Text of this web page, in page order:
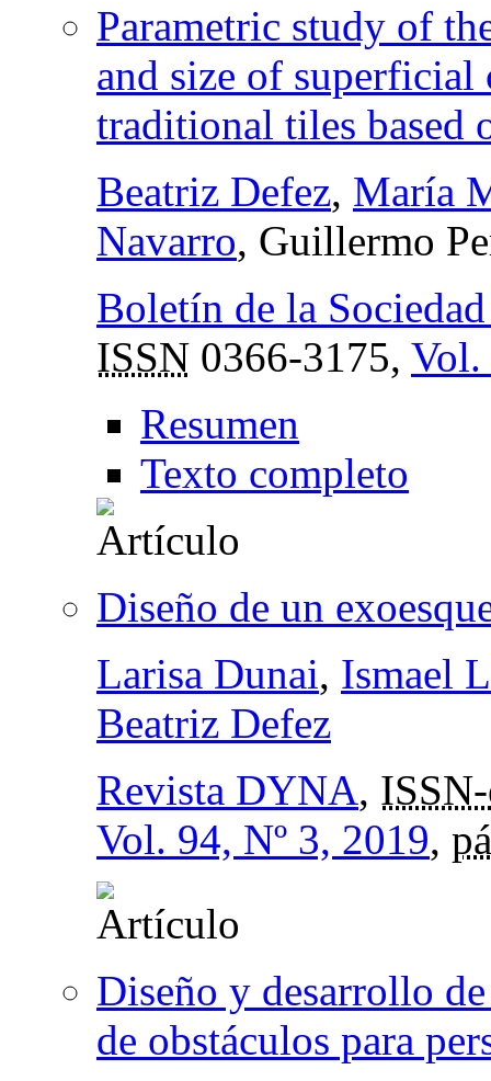
Parametric study of
and size of
traditional tiles based
Beatriz Defez, María
Navarro, Guillermo
Boletín de la
ISSN 0366-3175, Vol.
Resumen
Texto completo
Diseño de un
Larisa Dunai, Ismael
Beatriz Defez
Revista DYNA,
Vol. 94, Nº 3, 2019,
Diseño y desarrollo
de obstáculos para